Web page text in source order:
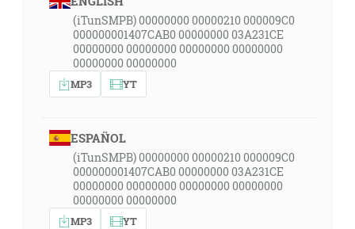
(iTunSMPB) 00000000 00000210 000009C0
000000001407CAB0 00000000 03A231CE
00000000 00000000 00000000 00000000
00000000 00000000
MP3 YT
ESPAÑOL
(iTunSMPB) 00000000 00000210 000009C0
000000001407CAB0 00000000 03A231CE
00000000 00000000 00000000 00000000
00000000 00000000
MP3 YT